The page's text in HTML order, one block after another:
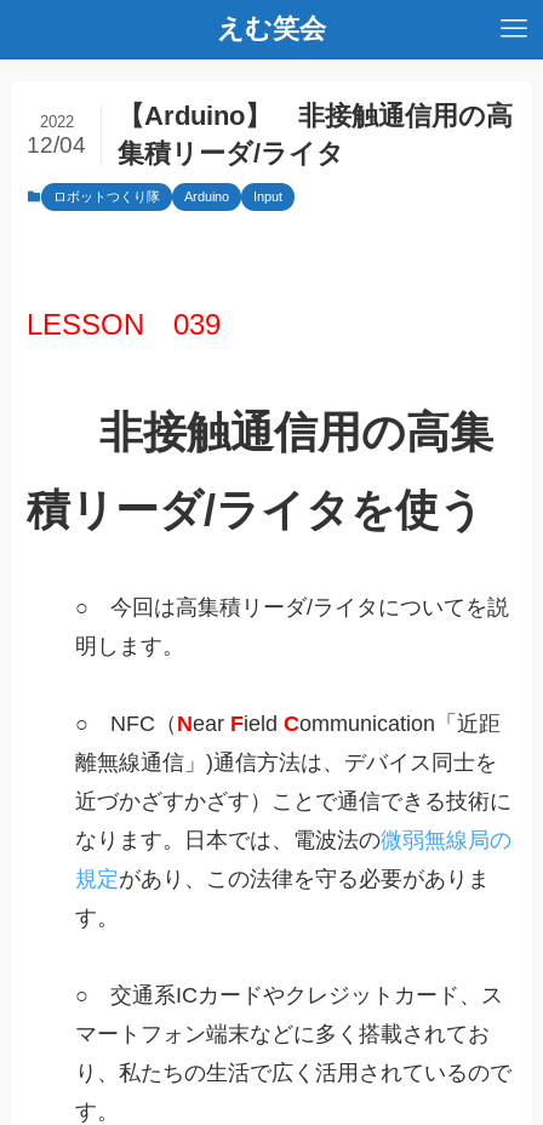
えむ笑会
【Arduino】 非接触通信用の高
集積リーダ/ライタ
2022
12/04
ロボットつくり隊 Arduino Input
LESSON 039
非接触通信用の高集
積リーダ/ライタを使う
○ 今回は高集積リーダ/ライタについてを説
明します。
○ NFC（ Near FieldCommunication「近距
離無線通信」)通信方法は、デバイス同士を
近づかざすかざす）ことで通信できる技術に
なります。日本では、電波法の微弱無線局の
規定があり、この法律を守る必要がありま
す。
○ 交通系ICカードやクレジットカード、ス
マートフォン端末などに多く搭載されてお
り、私たちの生活で広く活用されているので
す。